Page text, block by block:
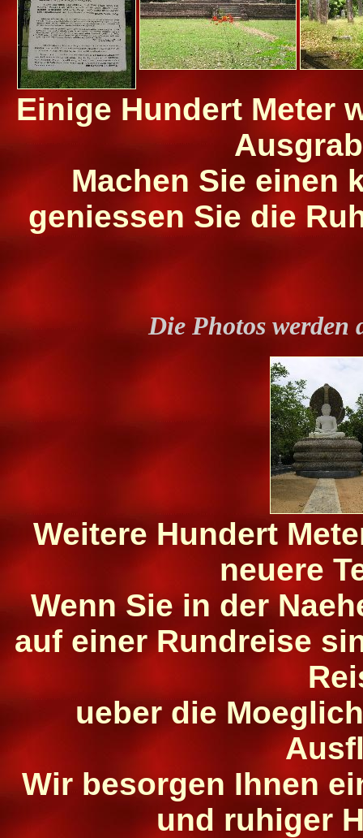
Einige Hundert Meter
Machen Sie einen
geniessen Sie die
Die Photos
Weitere Hundert
neuere
Wenn Sie in der
auf einer Rundreise
ueber die
Wir besorgen Ihnen
und ruhiger